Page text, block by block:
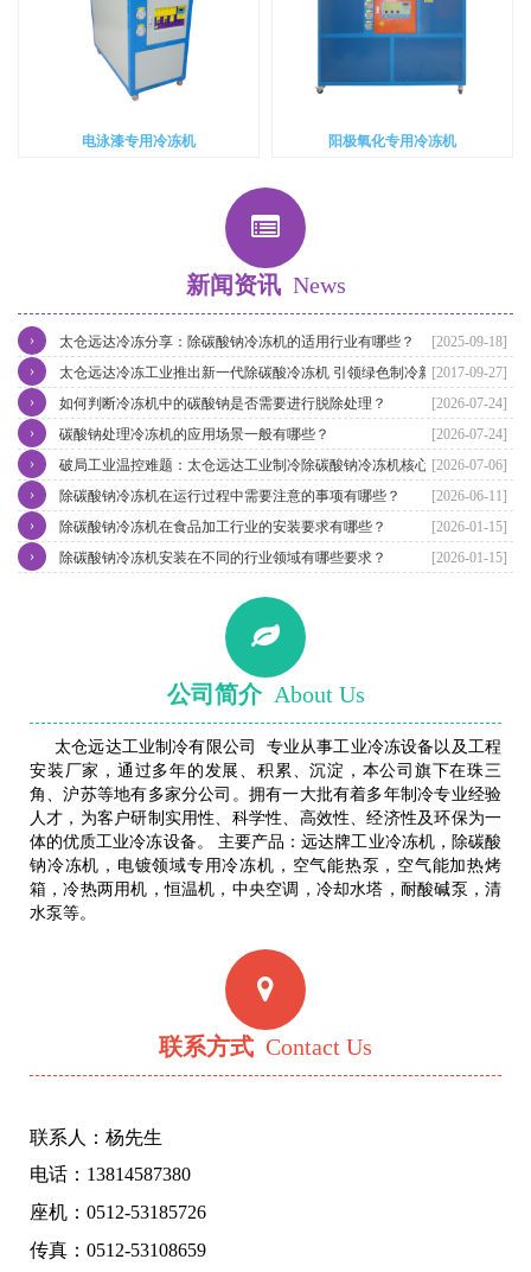
电泳漆专用冷冻机 阳极氧化专用冷冻机
新闻资讯 News
[2025-09-18]
太仓远达冷冻分享：除碳酸钠冷冻机的适用行业有哪些？
›
[2017-09-27]
太仓远达冷冻工业推出新一代除碳酸冷冻机 引领绿色制冷新潮流
›
[2026-07-24]
如何判断冷冻机中的碳酸钠是否需要进行脱除处理？
›
[2026-07-24]
碳酸钠处理冷冻机的应用场景一般有哪些？
›
[2026-07-06]
破局工业温控难题：太仓远达工业制冷除碳酸钠冷冻机核心优势解析
›
[2026-06-11]
除碳酸钠冷冻机在运行过程中需要注意的事项有哪些？
›
[2026-01-15]
除碳酸钠冷冻机在食品加工行业的安装要求有哪些？
›
[2026-01-15]
除碳酸钠冷冻机安装在不同的行业领域有哪些要求？
›
公司简介 About Us
太仓远达工业制冷有限公司 专业从事工业冷冻设备以及工程
安装厂家，通过多年的发展、积累、沉淀，本公司旗下在珠三
角、沪苏等地有多家分公司。拥有一大批有着多年制冷专业经验
人才，为客户研制实用性、科学性、高效性、经济性及环保为一
体的优质工业冷冻设备。 主要产品：远达牌工业冷冻机，除碳酸
钠冷冻机，电镀领域专用冷冻机，空气能热泵，空气能加热烤
箱，冷热两用机，恒温机，中央空调，冷却水塔，耐酸碱泵，清
水泵等。
联系方式 Contact Us
联系人：杨先生
电话：13814587380
座机：0512-53185726
传真：0512-53108659